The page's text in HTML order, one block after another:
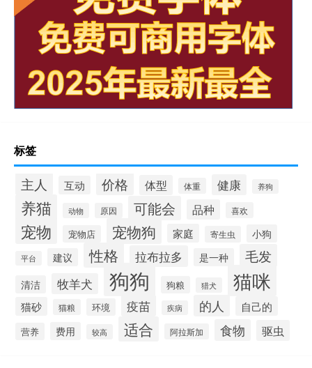
标签
主人 互动 价格 体型 体重 健康 养狗
养猫 动物 原因 可能会 品种 喜欢
宠物 宠物店 宠物狗 家庭 寄生虫 小狗
平台 建议 性格 拉布拉多 是一种 毛发
清洁 牧羊犬 狗狗 狗粮 猎犬 猫咪
猫砂 猫粮 环境 疫苗 疾病 的人 自己的
营养 费用 较高 适合 阿拉斯加 食物 驱虫